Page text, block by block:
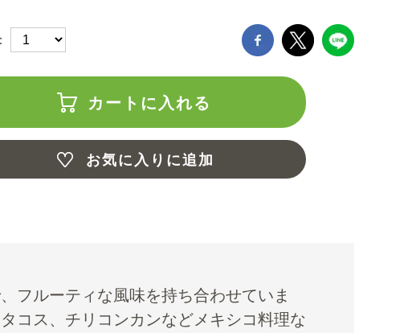
カートに入れる
お気に入りに追加
フルーティな風味を持ち合わせていま
コス、チリコンカンなどメキシコ料理な